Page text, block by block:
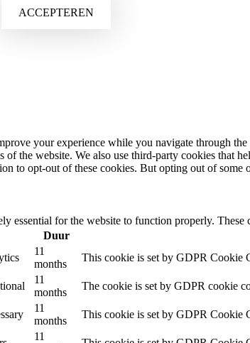
ACCEPTEREN
your experience while you navigate through
the website. We also use third-party cookies that
to opt-out of these cookies. But opting out of
essential for the website to function properly.
Duur
11
months
This cookie is set by GDPR Cookie
11
months
The cookie is set by GDPR cookie
11
months
This cookie is set by GDPR Cookie
11